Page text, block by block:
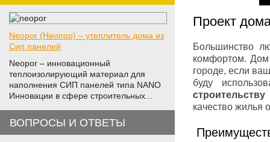
Neopor (Неопор) – утеплитель дома из
Сип панелей
Neopor – инновационный
теплоизолирующий материал для
наполнения СИП панелей типа NANO
Инновации в сфере строительных...
ВОПРОСЫ И ОТВЕТЫ
Проект
Большинство
комфортом.
городе, если
буду
строительству
качество жилья